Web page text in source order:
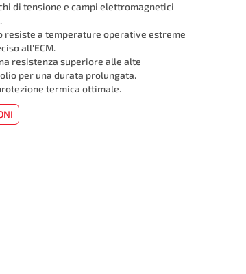
di tensione e campi elettromagnetici
a temperature operative estreme
all'ECM.
resistenza superiore alle alte
per una durata prolungata.
termica ottimale.